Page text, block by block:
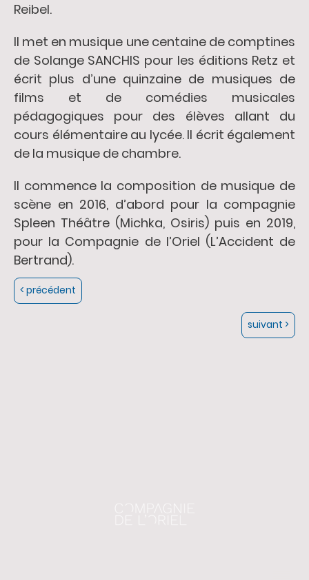
Reibel.
Il met en musique une centaine de comptines
de Solange SANCHIS pour les éditions Retz et
écrit plus d’une quinzaine de musiques de
films et de comédies musicales
pédagogiques pour des élèves allant du
cours élémentaire au lycée. Il écrit également
de la musique de chambre.
Il commence la composition de musique de
scène en 2016, d’abord pour la compagnie
Spleen Théâtre (Michka, Osiris) puis en 2019,
pour la Compagnie de l’Oriel (L’Accident de
Bertrand).
suivant >
< précédent